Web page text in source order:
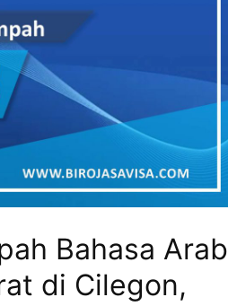
Bahasa Arab
di Cilegon,